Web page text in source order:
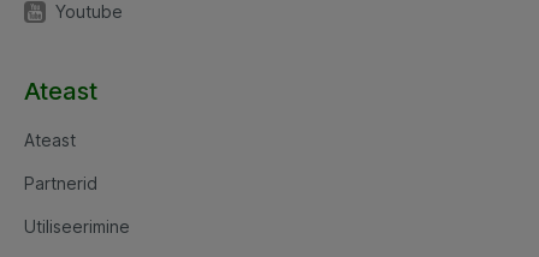
Youtube
Ateast
Ateast
Partnerid
Utiliseerimine